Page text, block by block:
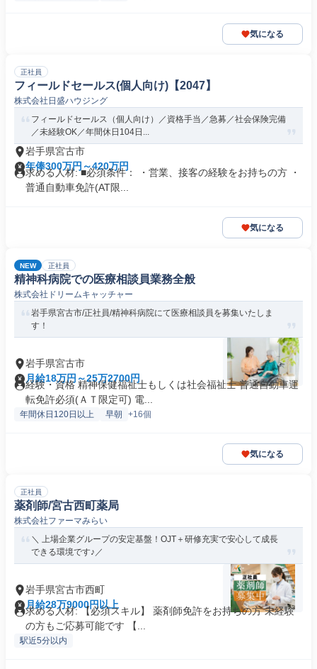
気になる
正社員
フィールドセールス(個人向け)【2047】
株式会社日盛ハウジング
フィールドセールス（個人向け）／資格手当／急募／社会保険完備
／未経験OK／年間休日104日...
岩手県宮古市
年俸300万円～420万円
求める人材: ■必須条件： ・営業、接客の経験をお持ちの方 ・
普通自動車免許(AT限...
気になる
NEW 正社員
精神科病院での医療相談員業務全般
株式会社ドリームキャッチャー
岩手県宮古市/正社員/精神科病院にて医療相談員を募集いたしま
す！
岩手県宮古市
月給18万円～25万2700円
経験・資格 精神保健福祉士もしくは社会福祉士 普通自動車運
転免許必須(ＡＴ限定可) 電...
年間休日120日以上 早朝 +16個
気になる
正社員
薬剤師/宮古西町薬局
株式会社ファーマみらい
＼ 上場企業グループの安定基盤！OJT＋研修充実で安心して成長
できる環境です♪／
岩手県宮古市西町
月給28万9000円以上
求める人材: 【必須スキル】 薬剤師免許をお持ちの方 未経験
の方もご応募可能です 【...
駅近5分以内